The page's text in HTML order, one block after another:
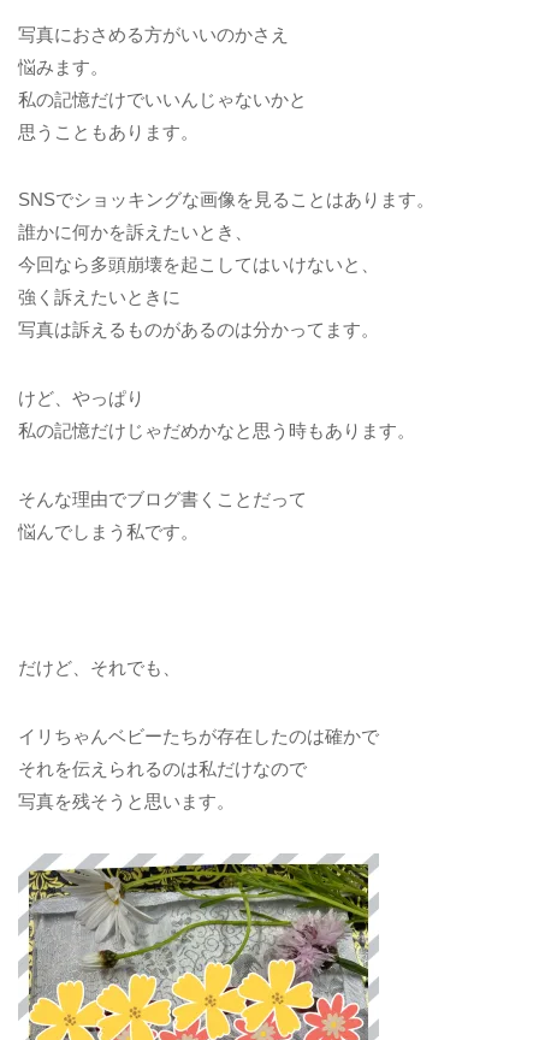
写真におさめる方がいいのかさえ
悩みます。
私の記憶だけでいいんじゃないかと
思うこともあります。
SNSでショッキングな画像を見ることはあります。
誰かに何かを訴えたいとき、
今回なら多頭崩壊を起こしてはいけないと、
強く訴えたいときに
写真は訴えるものがあるのは分かってます。
けど、やっぱり
私の記憶だけじゃだめかなと思う時もあります。
そんな理由でブログ書くことだって
悩んでしまう私です。
だけど、それでも、
イリちゃんベビーたちが存在したのは確かで
それを伝えられるのは私だけなので
写真を残そうと思います。